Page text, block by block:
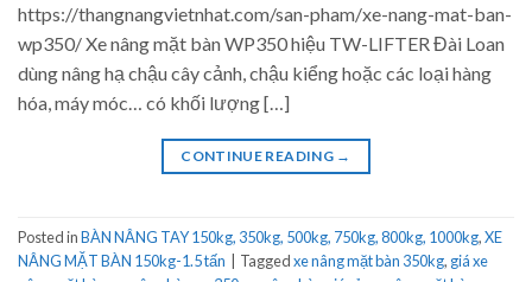
https://thangnangvietnhat.com/san-pham/xe-nang-mat-ban-
wp350/ Xe nâng mặt bàn WP350 hiệu TW-LIFTER Đài Loan
dùng nâng hạ chậu cây cảnh, chậu kiểng hoặc các loại hàng
hóa, máy móc… có khối lượng […]
CONTINUE READING →
Posted inBÀN NÂNG TAY 150kg, 350kg, 500kg, 750kg, 800kg, 1000kg,XE
NÂNG MẶT BÀN 150kg-1.5 tấn
Taggedxe nâng mặt bàn 350kg, giá xe